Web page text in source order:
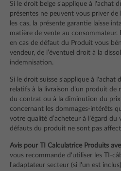
Si le droit belge s'applique à l'achat
présentes ne peuvent vous priver de
les cas, la présente garantie laisse
matière de vente au consommateur.
en cas de défaut du Produit vous
vendeur, de l’éventuel droit à la
indemnisation.
Si le droit suisse s'applique à l'achat
relatifs à la livraison d’un produit de
du contrat ou à la diminution du prix
concernant les dommages-intérêts
votre qualité d’acheteur à l’égard du
défauts du produit ne sont pas
Avis pour TI Calculatrice Produits
vous recommande d'utiliser les TI-
l'adaptateur secteur (si l'un est